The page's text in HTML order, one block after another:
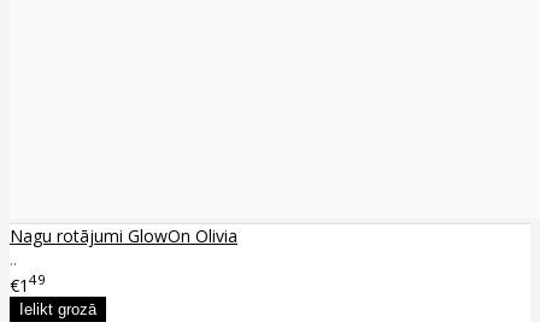
Nagu rotājumi GlowOn Olivia
..
€1 49